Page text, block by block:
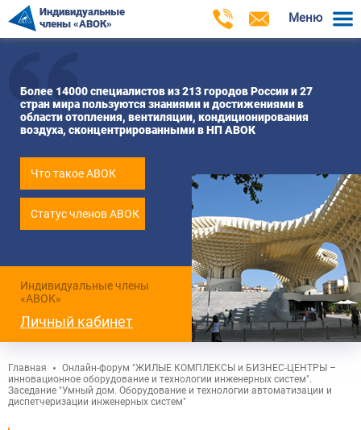
Индивидуальные
члены «АВОК»
Меню
Более 14000 специалистов из 213 городов России и 27
стран мира пользуются знаниями и достижениями в
области отопления, вентиляции, кондиционирования
воздуха, сконцентрированными в НП АВОК
Что такое АВОК
Статус членов АВОК
Индивидуальные члены
«АВОК»
Личный кабинет
Главная
Онлайн-форум "ЖИЛЫЕ КОМПЛЕКСЫ и БИЗНЕС-ЦЕНТРЫ –
инновационное оборудование и технологии инженерных систем".
Заседание "Умный дом. Оборудование и технологии автоматизации и
диспетчеризации инженерных систем"